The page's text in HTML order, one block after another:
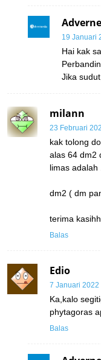
19 Januari
Hai kak
Jika
milann
23 Februari
kak tolong
alas 64 dm2
limas adalah
dm2 ( dm
terima kasihh
Balas
Edio
7 Januari 2022
Ka,kalo
phytagoras
Balas